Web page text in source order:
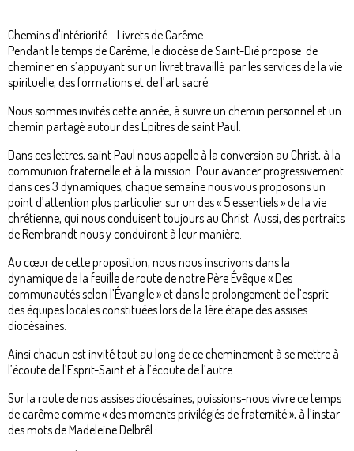
Chemins d'intériorité - Livrets de Carême
Pendant le temps de Carême, le diocèse de Saint-Dié propose de
cheminer en s’appuyant sur un livret travaillé par les services de la vie
spirituelle, des formations et de l’art sacré.
Nous sommes invités cette année, à suivre un chemin personnel et un
chemin partagé autour des Épitres de saint Paul.
Dans ces lettres, saint Paul nous appelle à la conversion au Christ, à la
communion fraternelle et à la mission. Pour avancer progressivement
dans ces 3 dynamiques, chaque semaine nous vous proposons un
point d’attention plus particulier sur un des « 5 essentiels » de la vie
chrétienne, qui nous conduisent toujours au Christ. Aussi, des portraits
de Rembrandt nous y conduiront à leur manière.
Au cœur de cette proposition, nous nous inscrivons dans la
dynamique de la feuille de route de notre Père Évêque « Des
communautés selon l’Évangile » et dans le prolongement de l’esprit
des équipes locales constituées lors de la 1ère étape des assises
diocésaines.
Ainsi chacun est invité tout au long de ce cheminement à se mettre à
l’écoute de l’Esprit-Saint et à l’écoute de l’autre.
Sur la route de nos assises diocésaines, puissions-nous vivre ce temps
de carême comme « des moments privilégiés de fraternité », à l’instar
des mots de Madeleine Delbrêl :